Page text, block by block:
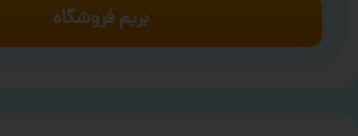
بریم فروشگاه